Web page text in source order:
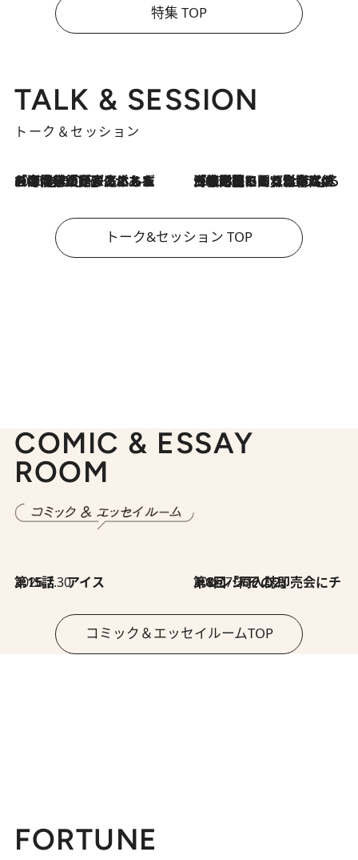
特集 TOP
TALK & SESSION
トーク＆セッション
2026.8.3
「今後値上げがあるとすれば…」「リスクがあるのは今年の冬」エネルギー専門家が語る、ホルムズ海峡封鎖が家庭にもたらす“ある心配” 2026.8.3
「住宅建てられない…」「サーチャージ料の高値が続いている」ホルムズ海峡封鎖による影響はいつまで続く？《エネルギー専門家に聞く“どうなる日本の暮らし”》
トーク&セッション TOP
COMIC & ESSAY
ROOM
2026.7.30
第15話 アイス 2026.7.30
第8回「同人誌即売会にチャレンジ その2」
コミック＆エッセイルームTOP
FORTUNE